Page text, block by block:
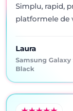
Simplu, rapid,
platformele de
Laura
Samsung Galaxy
Black